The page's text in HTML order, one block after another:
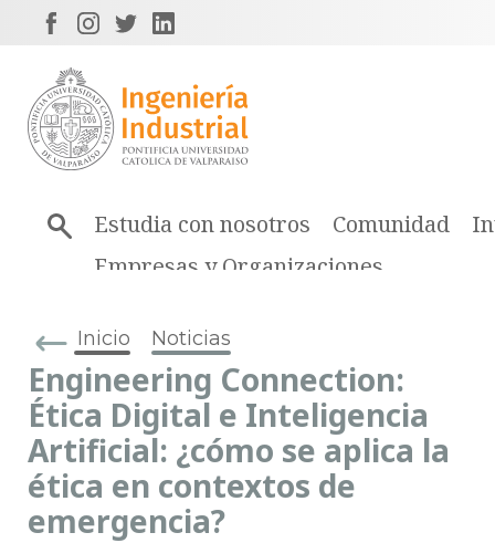
Estudia con nosotros Comunidad
Empresas y Organizaciones
Inicio Noticias
Engineering Connection:
Ética Digital e Inteligencia
Artificial: ¿cómo se aplica la
ética en contextos de
emergencia?